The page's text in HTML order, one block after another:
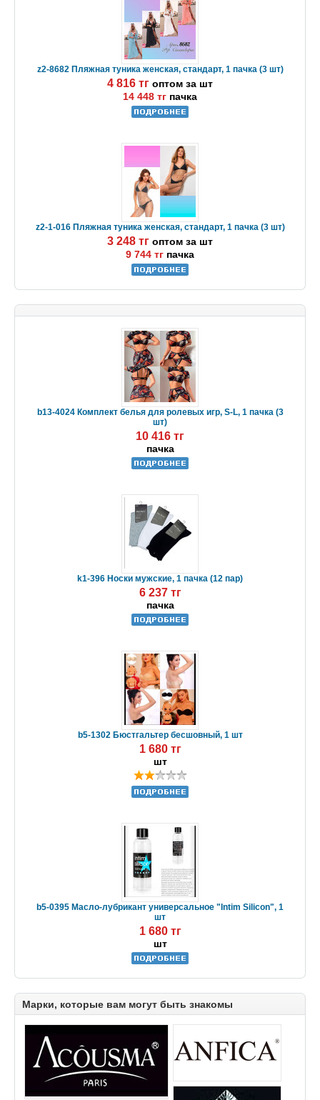
z2-8682 Пляжная туника женская, стандарт, 1 пачка (3 шт)
4 816 тг оптом за шт
14 448 тг пачка
z2-1-016 Пляжная туника женская, стандарт, 1 пачка (3 шт)
3 248 тг оптом за шт
9 744 тг пачка
b13-4024 Комплект белья для ролевых игр, S-L, 1 пачка (3
шт)
10 416 тг
пачка
k1-396 Носки мужские, 1 пачка (12 пар)
6 237 тг
пачка
b5-1302 Бюстгальтер бесшовный, 1 шт
1 680 тг
шт
b5-0395 Масло-лубрикант универсальное "Intim Silicon", 1
шт
1 680 тг
шт
Марки, которые вам могут быть знакомы